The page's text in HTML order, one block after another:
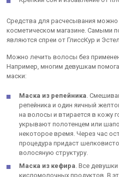
Средства для расчесывания
косметическом магазине. Самыми
являются спреи от ГлиссКур и
Можно лечить волосы без
Например, многим девушкам
маски:
Маска из репейника.
репейника и один яичный
на волосы и втирается в кожу
укрывают полотенцем или
некоторое время. Через час
процедура придаст
волосяную структуру.
Маска из кефира. Все
кисломолочных продуктов. В